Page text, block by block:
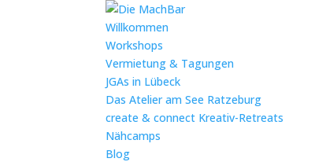
Willkommen
Workshops
Vermietung & Tagungen
JGAs in Lübeck
Das Atelier am See Ratzeburg
create & connect Kreativ-Retreats
Nähcamps
Blog